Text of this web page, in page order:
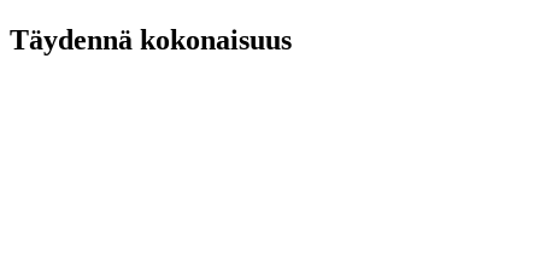
Täydennä kokonaisuus